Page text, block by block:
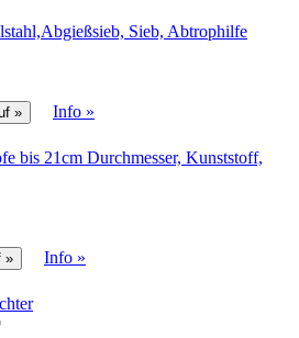
Sieb, Abtrophilfe
Info »
bis 21cm Durchmesser, Kunststoff,
Info »